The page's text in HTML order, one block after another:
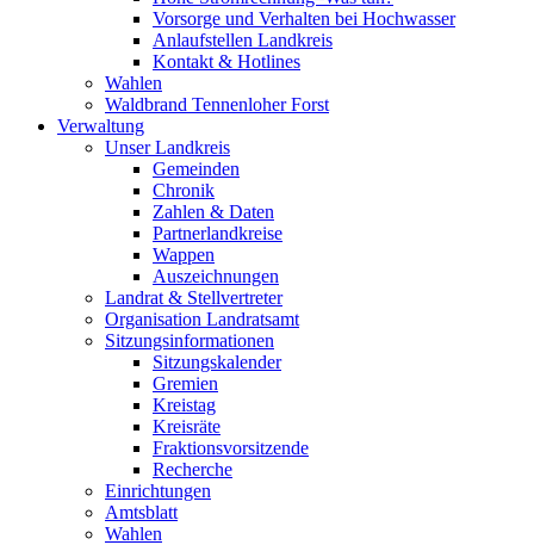
Vorsorge und Verhalten bei Hochwasser
Anlaufstellen Landkreis
Kontakt & Hotlines
Wahlen
Waldbrand Tennenloher Forst
Verwaltung
Unser Landkreis
Gemeinden
Chronik
Zahlen & Daten
Partnerlandkreise
Wappen
Auszeichnungen
Landrat & Stellvertreter
Organisation Landratsamt
Sitzungsinformationen
Sitzungskalender
Gremien
Kreistag
Kreisräte
Fraktionsvorsitzende
Recherche
Einrichtungen
Amtsblatt
Wahlen